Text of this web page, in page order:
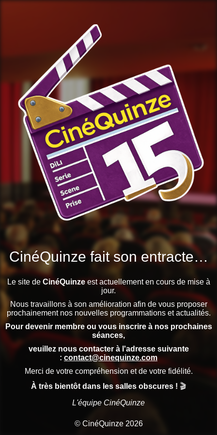
CinéQuinze fait son entracte…
Le site de CinéQuinzeest actuellement en cours de mise à
jour.
Nous travaillons à son amélioration afin de vous proposer
prochainement nos nouvelles programmations et actualités.
Pour devenir membre ou vous inscrire à nos prochaines
séances,
veuillez nous contacter à l'adresse suivante
: contact@cinequinze.com
Merci de votre compréhension et de votre fidélité.
À très bientôt dans les salles obscures ! 🎬
L'équipe CinéQuinze
© CinéQuinze 2026